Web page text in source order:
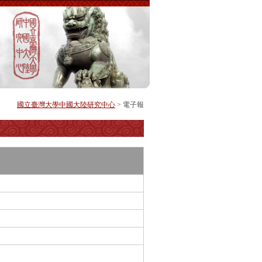
國立臺灣大學中國大陸研究中心 > 電子報